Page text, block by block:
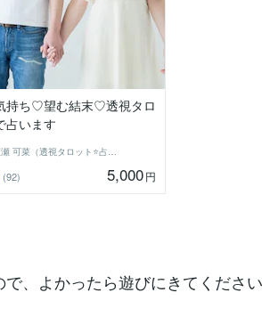
持ち♡望む結末♡透視タロ
占います
(92) 5,000円
、よかったら遊びにきてくださ